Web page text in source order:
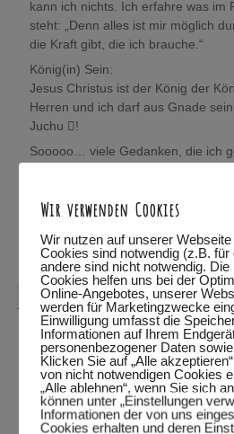
kann ich nichts. Ich erfahre was im
steht: „Denn alles ist mir möglich
die Kraft gibt, die ich brauche.“
König(in) Sein:
Jesus Christus ist der König der
Herren und ich darf aus Gnade sein
Juchu !
Sooooo… viele Gedanken, die ich
In Verbundenheit,
Mira
Antworten↓
Wolfgang Dodelsagte am28.10.2015
Hallo Mira,
vielen Dank für das mitteilen
dass du so viele Bibelstellen
teilst.
Was ich über deine Gedanken
Wir verwenden Cookies
Wir nutzen auf unserer
Cookies sind notwendig (z.B. für
andere sind nicht notwendig.
Cookies helfen uns bei der
Online-Angebotes, unserer
werden für Marketingzwecke
Einwilligung umfasst die
Informationen auf Ihrem
personenbezogener Daten
Klicken Sie auf „Alle
von nicht notwendigen Cookies
„Alle ablehnen“, wenn Sie sich
können unter „Einstellungen
Informationen der von uns
Cookies erhalten und deren